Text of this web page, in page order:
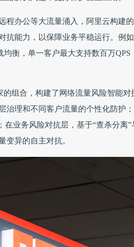
程办公等大流量涌入，阿里云构建
抗能力，以保障业务平稳运行。例
衡，单一客户最大支持数百万QPS
组合，构建了网络流量风险智能对
理和不同客户流量的个性化防护
业务风险对抗层，基于“查杀分离”
变异的自主对抗。